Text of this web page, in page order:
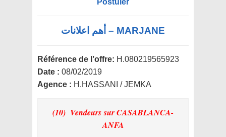
Postuler
MARJANE – أهم اعلانات
Référence de l’offre: H.080219565923
Date : 08/02/2019
Agence : H.HASSANI / JEMKA
(10) Vendeurssur CASABLANCA-
ANFA